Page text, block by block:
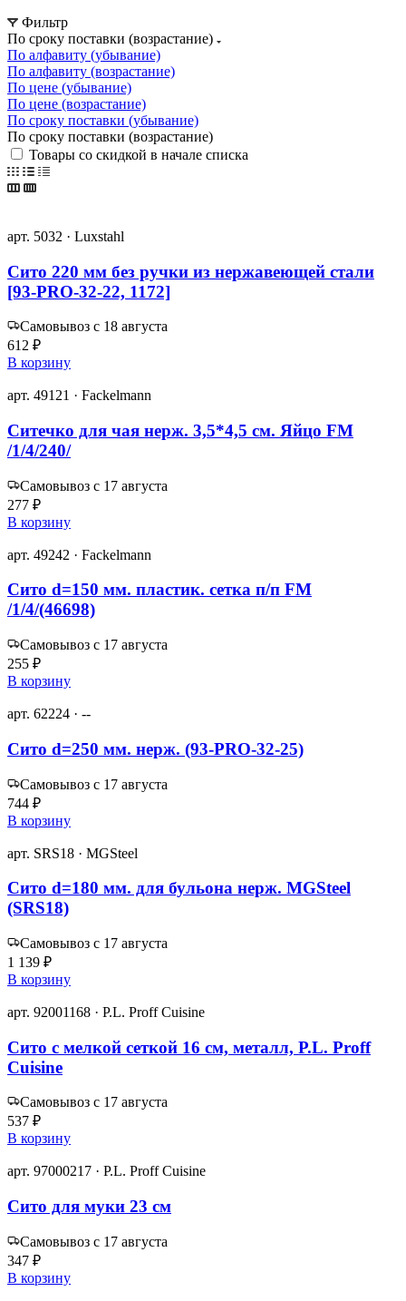
Фильтр
По сроку поставки (возрастание)
По алфавиту (убывание)
По алфавиту (возрастание)
По цене (убывание)
По цене (возрастание)
По сроку поставки (убывание)
По сроку поставки (возрастание)
Товары со скидкой в начале списка
арт. 5032 · Luxstahl
Сито 220 мм без ручки из нержавеющей стали
[93-PRO-32-22, 1172]
Самовывоз с 18 августа
612 ₽
В корзину
арт. 49121 · Fackelmann
Ситечко для чая нерж. 3,5*4,5 см. Яйцо FM
/1/4/240/
Самовывоз с 17 августа
277 ₽
В корзину
арт. 49242 · Fackelmann
Сито d=150 мм. пластик. сетка п/п FM
/1/4/(46698)
Самовывоз с 17 августа
255 ₽
В корзину
арт. 62224 · --
Сито d=250 мм. нерж. (93-PRO-32-25)
Самовывоз с 17 августа
744 ₽
В корзину
арт. SRS18 · MGSteel
Сито d=180 мм. для бульона нерж. MGSteel
(SRS18)
Самовывоз с 17 августа
1 139 ₽
В корзину
арт. 92001168 · P.L. Proff Cuisine
Сито с мелкой сеткой 16 см, металл, P.L. Proff
Cuisine
Самовывоз с 17 августа
537 ₽
В корзину
арт. 97000217 · P.L. Proff Cuisine
Сито для муки 23 см
Самовывоз с 17 августа
347 ₽
В корзину